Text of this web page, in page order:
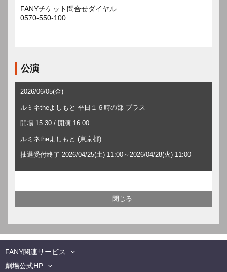
FANYチケット問合せダイヤル
0570-550-100
公演
2026/06/05(金)
ルミネtheよしもと 平日１６時の部 プラス
開場 15:30 / 開演 16:00
ルミネtheよしもと (東京都)
抽選受付終了 2026/04/25(土) 11:00～2026/04/28(火) 11:00
FANY関連サービス
劇場公式HP